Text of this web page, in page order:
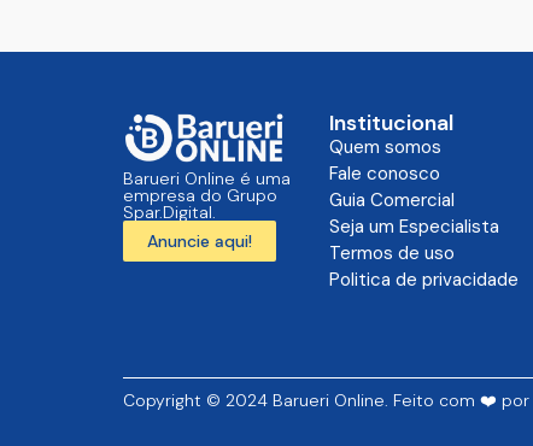
Barueri Online é uma
empresa do Grupo
Spar.Digital.
Anuncie aqui!
Institucional
Quem somos
Fale conosco
Guia Comercial
Seja um Especialista
Termos de uso
Politica de privacidade
Copyright © 2024 Barueri Online. Feito com ❤️ por